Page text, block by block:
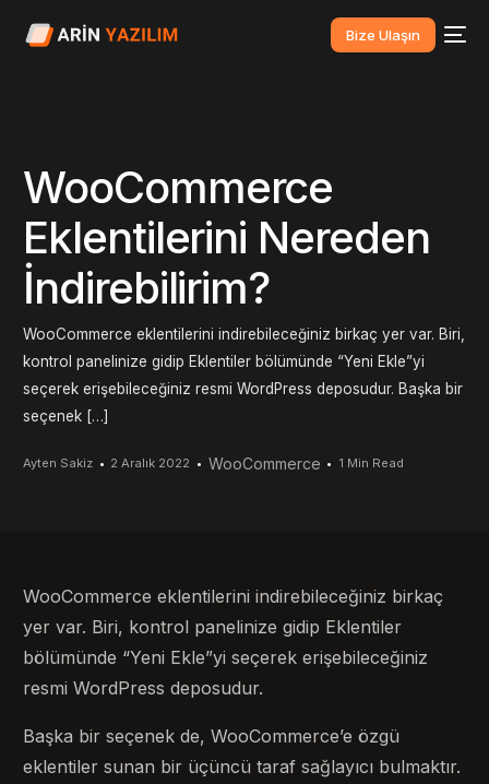
Bize Ulaşın
WooCommerce
Eklentilerini Nereden
İndirebilirim?
WooCommerce eklentilerini indirebileceğiniz birkaç yer var. Biri,
kontrol panelinize gidip Eklentiler bölümünde “Yeni Ekle”yi
seçerek erişebileceğiniz resmi WordPress deposudur. Başka bir
seçenek […]
Ayten Sakiz 2 Aralık 2022 WooCommerce 1 Min Read
WooCommerce eklentilerini indirebileceğiniz birkaç
yer var. Biri, kontrol panelinize gidip Eklentiler
bölümünde “Yeni Ekle”yi seçerek erişebileceğiniz
resmi WordPress deposudur.
Başka bir seçenek de, WooCommerce’e özgü
eklentiler sunan bir üçüncü taraf sağlayıcı bulmaktır.